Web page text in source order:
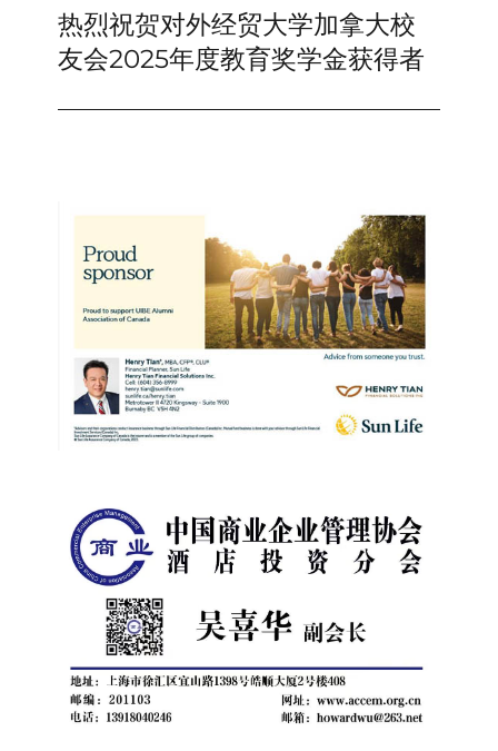
Next
post:
热烈祝贺对外经贸大学加拿大校
友会2025年度教育奖学金获得者